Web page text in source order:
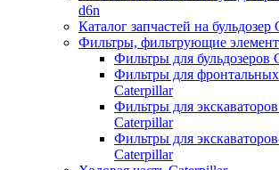
d6n
Каталог запчастей на бульдозер
Фильтры, фильтрующие
Фильтры для бульдозеров
Фильтры для фронтальных
Caterpillar
Фильтры для
Caterpillar
Фильтры для
Caterpillar